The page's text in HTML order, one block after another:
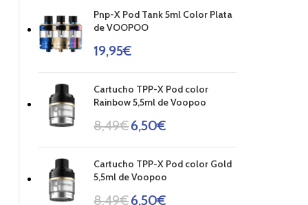
Pnp-X Pod Tank 5ml Color Plata
de VOOPOO
19,95€
Cartucho TPP-X Pod color
Rainbow 5,5ml de Voopoo
8,49€6,50€
Cartucho TPP-X Pod color Gold
5,5ml de Voopoo
8,49€6,50€